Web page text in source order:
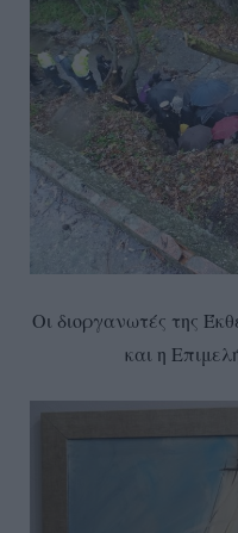
Οι διοργανωτές της
και η